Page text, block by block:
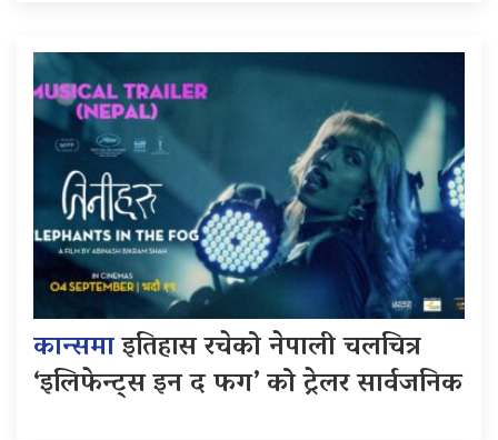
कान्समाइतिहास रचेको नेपाली चलचित्र
‘इलिफेन्ट्स इन द फग’ को ट्रेलर सार्वजनिक